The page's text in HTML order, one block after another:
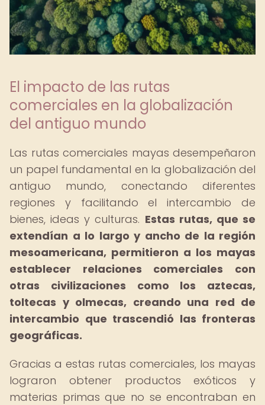
El impacto de las rutas
comerciales en la globalización
del antiguo mundo
Las rutas comerciales mayas desempeñaron
un papel fundamental en la globalización del
antiguo mundo, conectando diferentes
regiones y facilitando el intercambio de
bienes, ideas y culturas. Estas rutas, que se
extendían a lo largo y ancho de la región
mesoamericana, permitieron a los mayas
establecer relaciones comerciales con
otras civilizaciones como los aztecas,
toltecas y olmecas, creando una red de
intercambio que trascendió las fronteras
geográficas.
Gracias a estas rutas comerciales, los mayas
lograron obtener productos exóticos y
materias primas que no se encontraban en